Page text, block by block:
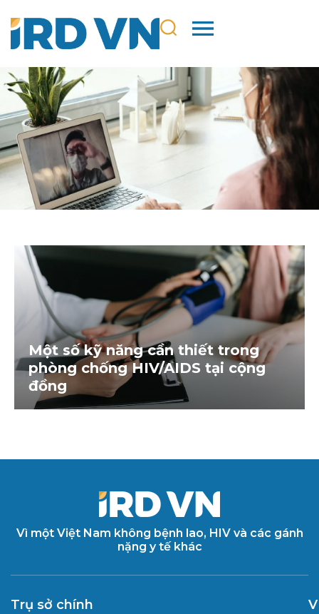
Một số kỹ năng cần thiết trong
phòng chống HIV/AIDS tại cộng
đồng
Vì một Việt Nam không bệnh lao, HIV và các gánh
nặng y tế khác
Trụ sở chính